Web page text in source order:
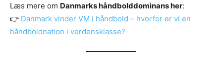
Læs mere om Danmarks håndbolddominans her:
👉 Danmark vinder VM i håndbold – hvorfor er vi en
håndboldnation i verdensklasse?